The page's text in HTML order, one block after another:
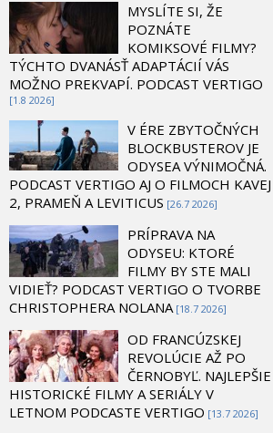
MYSLÍTE SI, ŽE
POZNÁTE
KOMIKSOVÉ FILMY?
TÝCHTO DVANÁSŤ ADAPTÁCIÍ VÁS
MOŽNO PREKVAPÍ. PODCAST VERTIGO
[1.8 2026]
V ÉRE ZBYTOČNÝCH
BLOCKBUSTEROV JE
ODYSEA VÝNIMOČNÁ.
PODCAST VERTIGO AJ O FILMOCH KAVEJ
2, PRAMEŇ A LEVITICUS [26.7 2026]
PRÍPRAVA NA
ODYSEU: KTORÉ
FILMY BY STE MALI
VIDIEŤ? PODCAST VERTIGO O TVORBE
CHRISTOPHERA NOLANA [18.7 2026]
OD FRANCÚZSKEJ
REVOLÚCIE AŽ PO
ČERNOBYĽ. NAJLEPŠIE
HISTORICKÉ FILMY A SERIÁLY V
LETNOM PODCASTE VERTIGO [13.7 2026]